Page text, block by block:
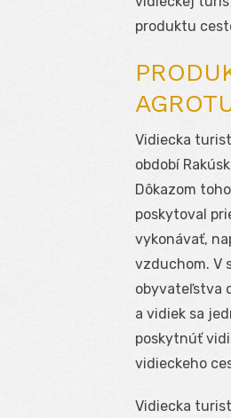
produktu
Vidiecka
období
Dôkazom
poskytoval
vykonávať,
vzduchom. V
obyvateľstva
a vidiek sa
poskytnúť
vidieckeho
Vidiecka